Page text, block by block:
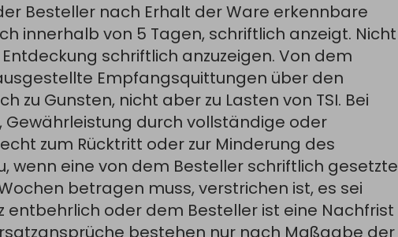
Besteller nach Erhalt der Ware erkennbare
innerhalb von 5 Tagen, schriftlich anzeigt. Nicht
schriftlich anzuzeigen. Von dem
Empfangsquittungen über den
zu Gunsten, nicht aber zu Lasten von TSI. Bei
Gewährleistung durch vollständige oder
zum Rücktritt oder zur Minderung des
wenn eine von dem Besteller schriftlich gesetzte
betragen muss, verstrichen ist, es sei
entbehrlich oder dem Besteller ist eine Nachfrist
bestehen nur nach Maßgabe der